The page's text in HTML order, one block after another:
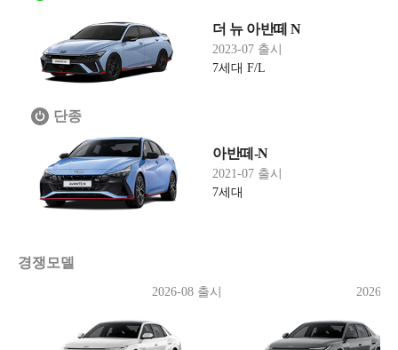
더 뉴 아반떼 N
2023-07 출시
7세대 F/L
단종
아반떼-N
2021-07 출시
7세대
경쟁모델
2026-08 출시 2026-